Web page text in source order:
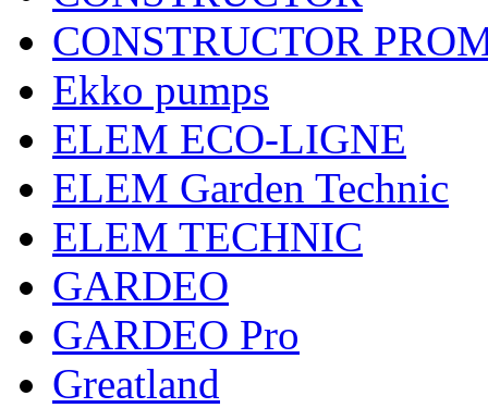
CONSTRUCTOR
Ekko pumps
ELEM ECO-LIGNE
ELEM Garden Technic
ELEM TECHNIC
GARDEO
GARDEO Pro
Greatland